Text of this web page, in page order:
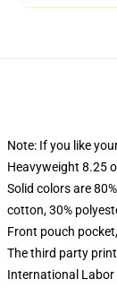
Note: If you like
Heavyweight 8.25
Solid colors are
cotton, 30%
Front pouch
The third party
International